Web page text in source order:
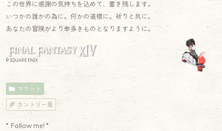
この世界に感謝の気持ちを込めて、書き残します。
いつかの誰かの為に。何かの道標に。祈りと共に。
あなたの冒険がより幸多きものとなりますように。
© SQUARE ENIX
マウント
カントリー風
* Follow me! *